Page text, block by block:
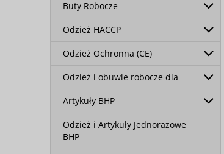
Buty Robocze
Odzież HACCP
Odzież Ochronna (CE)
Odzież i obuwie robocze dla
Artykuły BHP
Odzież i Artykuły Jednorazowe
BHP